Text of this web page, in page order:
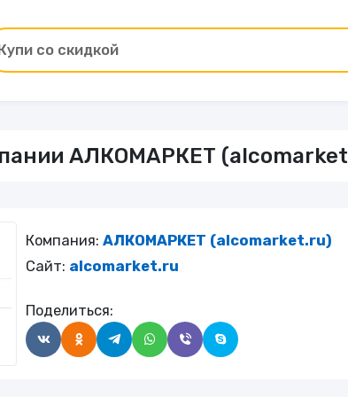
Зоотовары
Работа и образование
со скидкой
АЛКОМАРКЕТ
Компания: АЛКОМАРКЕТ (alсomarket.ru)
Сайт: alcomarket.ru
Поделиться: